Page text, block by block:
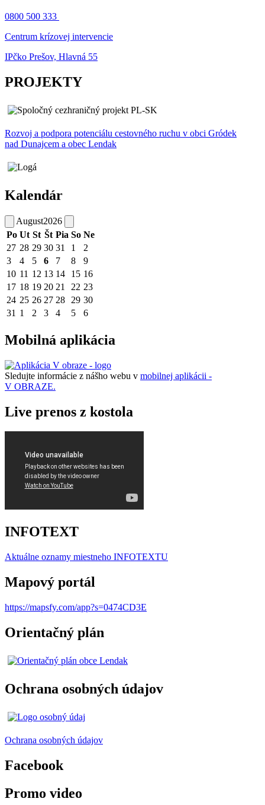
0800 500 333
Centrum krízovej intervencie
IPčko Prešov, Hlavná 55
PROJEKTY
Rozvoj a podpora potenciálu cestovného ruchu v obci Gródek
nad Dunajcem a obec Lendak
Kalendár
August2026
Po Ut St Št Pia So Ne
27 28 29 30 31 1
2
3
4 5 6 7 8
9
10 11 12 13 14 15 16
17 18 19 20 21 22 23
24 25 26 27 28 29 30
31 1 2 3 4 5 6
Mobilná aplikácia
Sledujte informácie z nášho webu v mobilnej aplikácii -
V OBRAZE.
Live prenos z kostola
INFOTEXT
Aktuálne oznamy miestneho INFOTEXTU
Mapový portál
https://mapsfy.com/app?s=0474CD3E
Orientačný plán
Ochrana osobných údajov
Ochrana osobných údajov
Facebook
Promo video